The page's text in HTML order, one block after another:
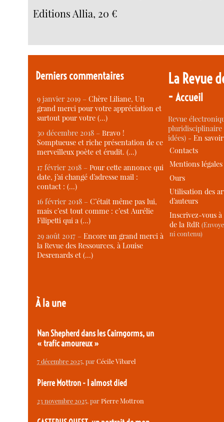
Editions Allia, 20 €
Derniers commentaires
9 janvier 2019 –Chère Liliane, Un
grand merci pour votre appréciation et
surtout pour votre (…)
30 décembre 2018 –Bravo !
Somptueuse et riche présentation de ce
merveilleux poète et érudit. (…)
17 février 2018 –Pour cette annonce qui
date, j’ai changé d’adresse mail :
contact : (…)
16 février 2018 –C’était même pas lui,
mais c’est tout comme : c’est Aurélie
Filipetti qui a (…)
29 août 2017 –Encore un grand merci à
la Revue des Ressources, à Louise
Desrenards et (…)
À la une
Nan Shepherd dans les Cairngorms, un
« trafic amoureux »
7 décembre 2025, parCécile Vibarel
Pierre Mottron - I almost died
23 novembre 2025, parPierre Mottron
La Revue
-Accueil
Revue
idées) -En
Contacts
Mentions légales
Ours
Utilisation des
d’auteurs
Inscrivez-vous
de la RdR
ni contenu)